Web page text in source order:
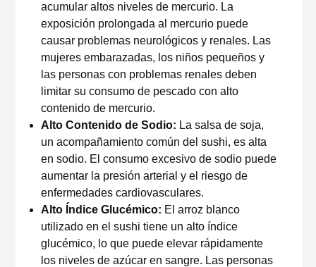
acumular altos niveles de mercurio. La
exposición prolongada al mercurio puede
causar problemas neurológicos y renales. Las
mujeres embarazadas, los niños pequeños y
las personas con problemas renales deben
limitar su consumo de pescado con alto
contenido de mercurio.
Alto Contenido de Sodio: La salsa de soja,
un acompañamiento común del sushi, es alta
en sodio. El consumo excesivo de sodio puede
aumentar la presión arterial y el riesgo de
enfermedades cardiovasculares.
Alto Índice Glucémico: El arroz blanco
utilizado en el sushi tiene un alto índice
glucémico, lo que puede elevar rápidamente
los niveles de azúcar en sangre. Las personas